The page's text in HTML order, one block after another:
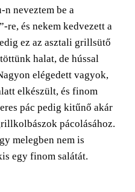
n neveztem be a
re, és nekem kedvezett a
ez az asztali grillsütő
halat, de hússal
elégedett vagyok,
elkészült, és finom
pác pedig kitűnő akár
pácolásához.
melegben nem is
egy finom salátát.